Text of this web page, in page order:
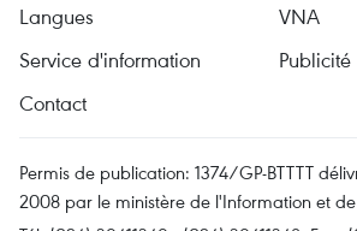
Langues
VNA
Service d'information
Publicité
Contact
Permis de publication: 1374/GP-BTTTT
2008 par le ministère de l'Information et